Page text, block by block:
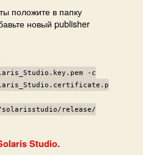
положите в папку
новый publisher
-c
solarisstudio/release/
Studio.